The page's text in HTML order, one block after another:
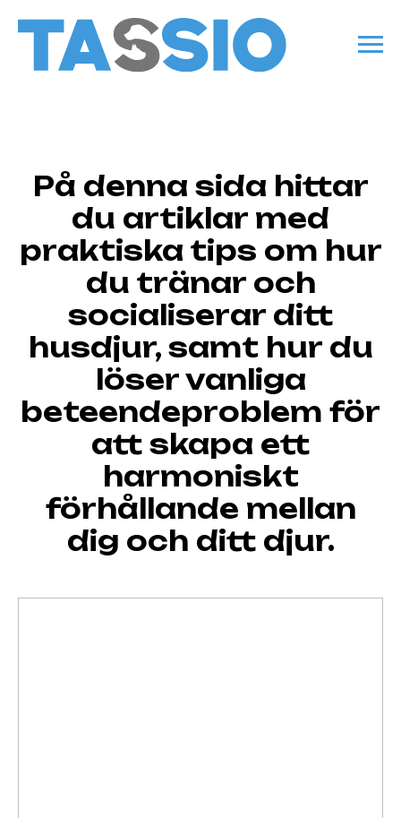
På denna sida hittar
du artiklar med
praktiska tips om hur
du tränar och
socialiserar ditt
husdjur, samt hur du
löser vanliga
beteendeproblem för
att skapa ett
harmoniskt
förhållande mellan
dig och ditt djur.